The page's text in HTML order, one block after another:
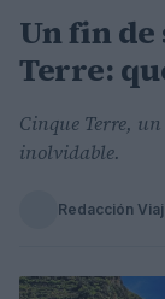
Un fin de
Terre:
Cinque Terre,
inolvidable.
Redacción